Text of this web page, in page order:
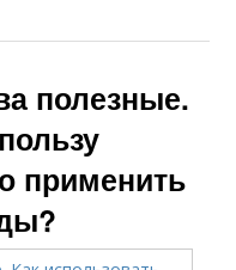
полезные.
применить